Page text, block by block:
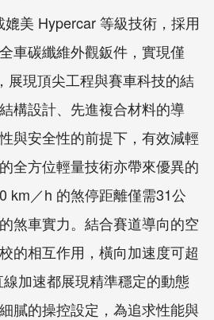
美 Hypercar 等級技術，採用
車碳纖維外觀鈑件，實現僅
展現頂尖工程與賽車科技的結
構設計、先進複合材料的導
與安全性的前提下，有效減輕
全方位輕量技術亦帶來優異的
km／h 的煞停距離僅需31公
煞車實力。結合賽道導向的空
的相互作用，橫向加速度可超
加速都展現精準穩定的動態
膩的操控設定，為追求性能與